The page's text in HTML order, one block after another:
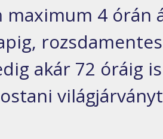
maximum 4 órán
akár 72 óráig
világjárványt